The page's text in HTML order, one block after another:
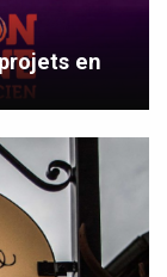
en